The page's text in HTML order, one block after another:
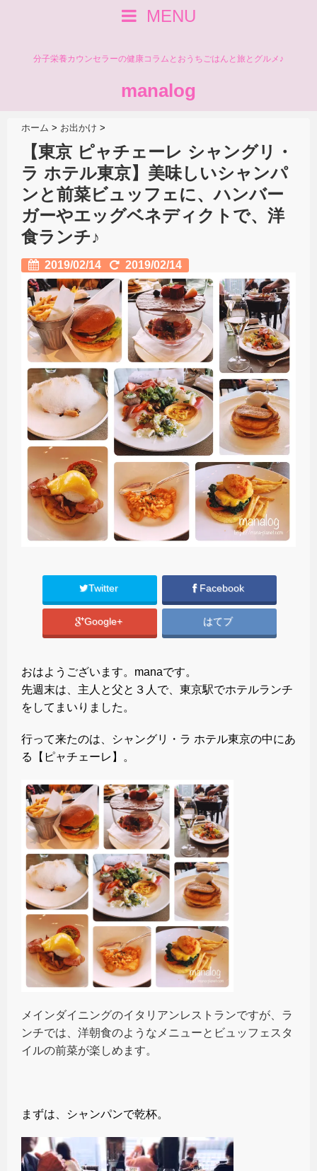
MENU
分子栄養カウンセラーの健康コラムとおうちごはんと旅とグルメ♪
manalog
ホーム > お出かけ >
【東京 ピャチェーレ シャングリ・
ラ ホテル東京】美味しいシャンパ
ンと前菜ビュッフェに、ハンバー
ガーやエッグベネディクトで、洋
食ランチ♪
2019/02/14 2019/02/14
Twitter Facebook
Google+ はてブ
おはようございます。manaです。
先週末は、主人と父と３人で、東京駅でホテルランチ
をしてまいりました。
行って来たのは、シャングリ・ラ ホテル東京の中にあ
る【ピャチェーレ】。
メインダイニングのイタリアンレストランですが、ラ
ンチでは、洋朝食のようなメニューとビュッフェスタ
イルの前菜が楽しめます。
まずは、シャンパンで乾杯。